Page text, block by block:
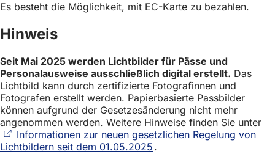
Es besteht die Möglichkeit, mit EC-Karte zu bezahlen.
Hinweis
Seit Mai 2025 werden Lichtbilder für Pässe und
Personalausweise ausschließlich digital erstellt. Das
Lichtbild kann durch zertifizierte Fotografinnen und
Fotografen erstellt werden. Papierbasierte Passbilder
können aufgrund der Gesetzesänderung nicht mehr
angenommen werden. Weitere Hinweise finden Sie unter
Informationen zur neuen gesetzlichen Regelung von
Lichtbildern seit dem 01.05.2025 (Öffnet
.